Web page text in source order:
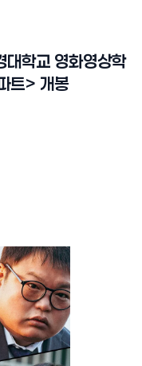
대학교 영화영상학
트> 개봉